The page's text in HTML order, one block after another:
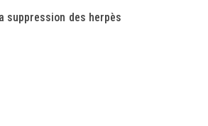
suppression des herpès